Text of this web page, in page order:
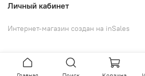
Личный кабинет
Интернет-магазин создан на inSales